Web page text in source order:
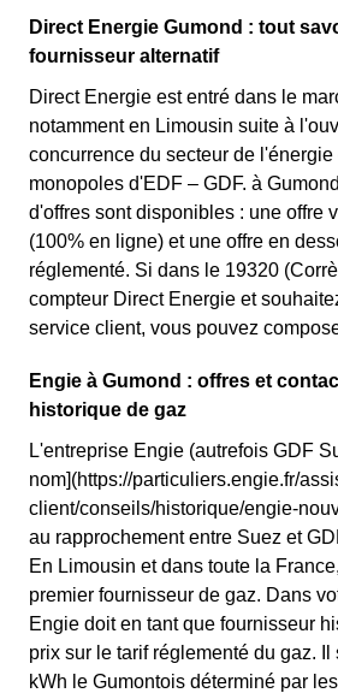
Direct Energie Gumond : tout
fournisseur alternatif
Direct Energie est entré dans le
notamment en Limousin suite à
concurrence du secteur de l'énergie
monopoles d'EDF – GDF. à
d'offres sont disponibles : une offre
(100% en ligne) et une offre en
réglementé. Si dans le 19320
compteur Direct Energie et
service client, vous pouvez
Engie à Gumond : offres et
historique de gaz
L'entreprise Engie (autrefois GDF
nom](https://particuliers.engie.fr/
client/conseils/historique/engie-
au rapprochement entre Suez et
En Limousin et dans toute la
premier fournisseur de gaz. Dans
Engie doit en tant que fournisseur
prix sur le tarif réglementé du gaz.
kWh le Gumontois déterminé par